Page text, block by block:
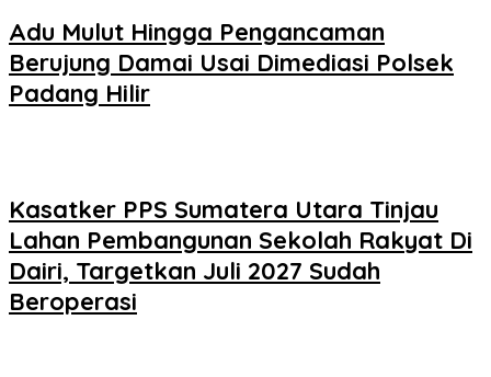
Adu Mulut Hingga Pengancaman
Berujung Damai Usai Dimediasi Polsek
Padang Hilir
Kasatker PPS Sumatera Utara Tinjau
Lahan Pembangunan Sekolah Rakyat Di
Dairi, Targetkan Juli 2027 Sudah
Beroperasi